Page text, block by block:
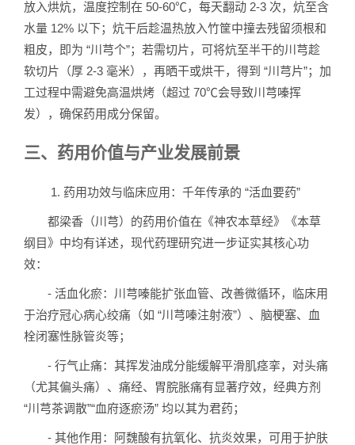
放入烘炕，温度控制在 50-60℃，每天翻动 2-3 次，炕至含
水量 12% 以下；炕干后趁温热放入竹筐中撞去残留须根和
粗皮，即为 “川芎个”；若需切片，可将炕至半干的川芎趁
软切片（厚 2-3 毫米），再晒干或烘干，得到 “川芎片”；加
工过程中需避免高温烘烤（超过 70℃会导致川芎嗪挥
发），确保药用成分保留。
三、药用价值与产业发展前景
1. 药用功效与临床应用：千年传承的 “活血要药”
都梁香（川芎）的药用价值在《神农本草经》《本草
纲目》中均有详述，现代药理研究进一步证实其核心功
效：
- 活血化瘀：川芎嗪能扩张血管、改善微循环，临床用
于治疗冠心病心绞痛（如 “川芎嗪注射液”）、脑梗塞、血
栓闭塞性脉管炎等；
- 行气止痛：其挥发油成分能缓解平滑肌痉挛，对头痛
（尤其偏头痛）、痛经、胃脘胀痛有显著疗效，经典方剂
“川芎茶调散”“血府逐瘀汤” 均以其为君药；
- 其他作用：阿魏酸有抗氧化、抗炎效果，可用于护肤